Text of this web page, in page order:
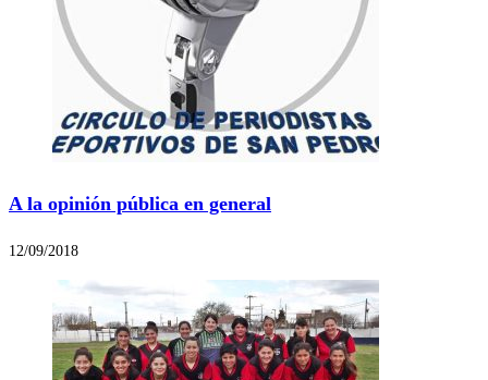
A la opinión pública en general
12/09/2018